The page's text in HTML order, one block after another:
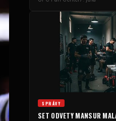
SPRÁVY
SET ODVETY MANSUR